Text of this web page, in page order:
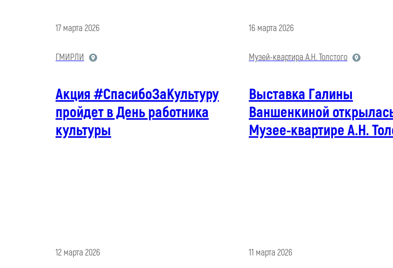
17 марта 2026
ГМИРЛИ
Акция #СпасибоЗаКультуру
пройдет в День работника
культуры
16 марта 2026
Музей-квартира А.Н. Толстого
Выставка Галины
Ваншенкиной
Музее-квартире А.Н.
12 марта 2026 11 марта 2026